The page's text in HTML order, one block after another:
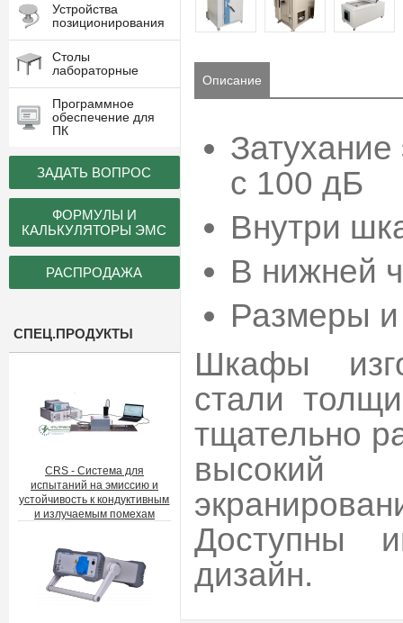
Устройства
позиционирования
Столы
лабораторные
Программное
обеспечение для
ПК
ЗАДАТЬ ВОПРОС
ФОРМУЛЫ И
КАЛЬКУЛЯТОРЫ ЭМС
РАСПРОДАЖА
СПЕЦ.ПРОДУКТЫ
CRS - Система для
испытаний на эмиссию и
устойчивость к кондуктивным
и излучаемым помехам
Описание
с 100 дБ
Внутри
В нижней
Размеры и
Шкафы
стали
тщательно
высокий
Доступны
дизайн.